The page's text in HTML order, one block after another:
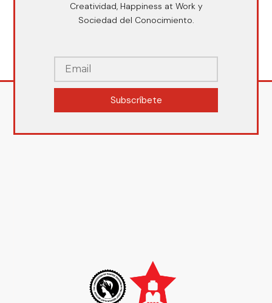
Creatividad, Happiness at Work y
Sociedad del Conocimiento.
Subscríbete